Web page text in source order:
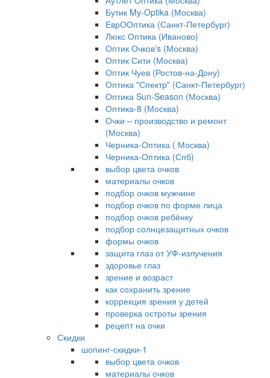
Бутик My-Optika (Москва)
ЕврООптика (Санкт-Петербург)
Люкс Оптика (Иваново)
Оптик Очков's (Москва)
Оптик Сити (Москва)
Оптик Чуев (Ростов-на-Дону)
Оптика "Спектр" (Санкт-Петербург)
Оптика Sun-Season (Москва)
Оптика-8 (Москва)
Очки – производство и ремонт
(Москва)
Черника-Оптика ( Москва)
Черника-Оптика (Спб)
выбор цвета очков
материалы очков
подбор очков мужчине
подбор очков по форме лица
подбор очков ребёнку
подбор солнцезащитных очков
формы очков
защита глаз от УФ-излучения
здоровье глаз
зрение и возраст
как сохранить зрение
коррекция зрения у детей
проверка остроты зрения
рецепт на очки
Скидки
шопинг-скидки-1
выбор цвета очков
материалы очков